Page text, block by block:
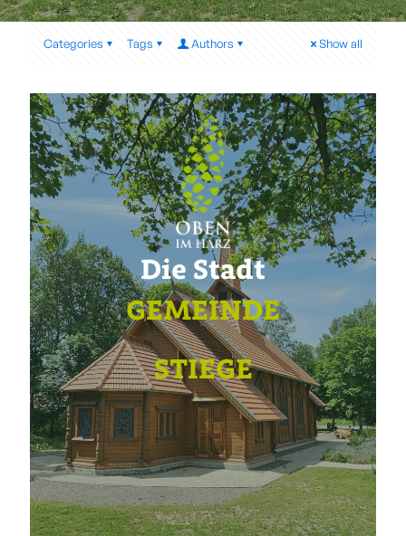
Categories Tags Authors Show all
Die Stadt
GEMEINDE
STIEGE